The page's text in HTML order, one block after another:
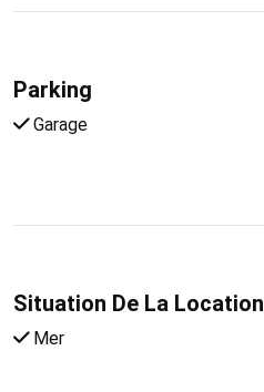
Parking
Garage
Situation De La Location
Mer